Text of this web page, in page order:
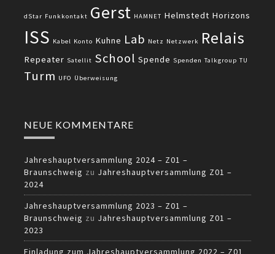
dStar Funkkontakt Gerst HAMNET Helmstedt Horizons
ISS Kabel Konto Kuhne Lab Netz Netzwerk Relais
Repeater Satellit School Spende Spenden Talkgroup TU
Turm UFO Überweisung
NEUE KOMMENTARE
Jahreshauptversammlung 2024 – Z01 –
Braunschweig zu Jahreshauptversammlung Z01 –
2024
Jahreshauptversammlung 2023 – Z01 –
Braunschweig zu Jahreshauptversammlung Z01 –
2023
Einladung zum Jahreshauptversammlung 2022 – Z01